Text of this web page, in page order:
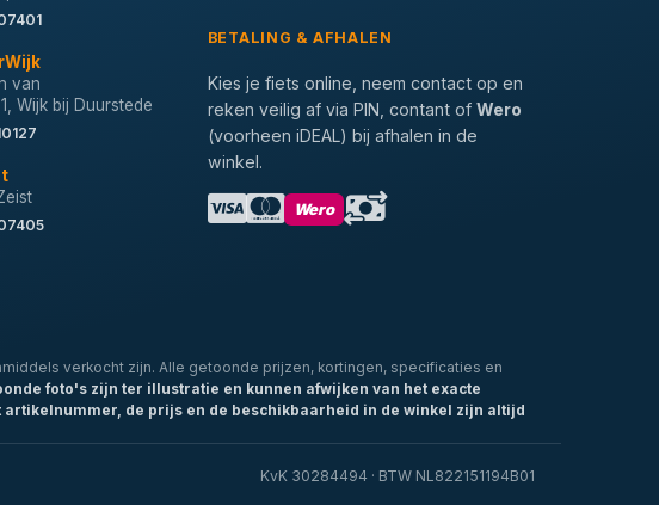
van
Wijk bij Duurstede
BETALING & AFHALEN
Kies je fiets online, neem contact op en
reken veilig af via PIN, contant of Wero
(voorheen iDEAL) bij afhalen in de
winkel.
Wero
verkocht zijn. Alle getoonde prijzen, kortingen, specificaties en
foto's zijn ter illustratie en kunnen afwijken van het exacte
artikelnummer, de prijs en de beschikbaarheid in de winkel zijn altijd
KvK 30284494 · BTW NL822151194B01